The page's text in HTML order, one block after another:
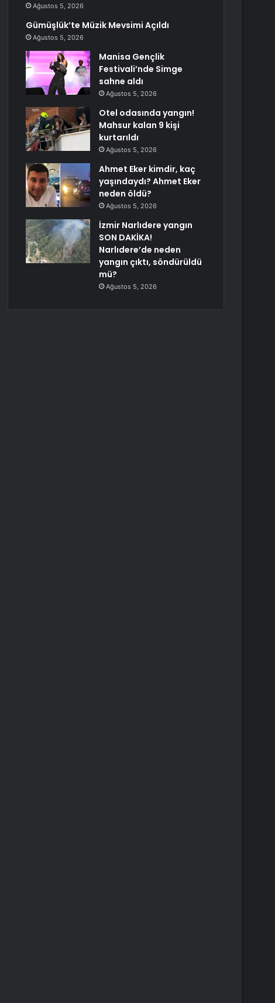
Ağustos 5, 2026
Gümüşlük’te Müzik Mevsimi Açıldı
Ağustos 5, 2026
Manisa Gençlik
Festivali’nde Simge
sahne aldı
Ağustos 5, 2026
Otel odasında yangın!
Mahsur kalan 9 kişi
kurtarıldı
Ağustos 5, 2026
Ahmet Eker kimdir, kaç
yaşındaydı? Ahmet Eker
neden öldü?
Ağustos 5, 2026
İzmir Narlıdere yangın
SON DAKİKA!
Narlıdere’de neden
yangın çıktı, söndürüldü
mü?
Ağustos 5, 2026